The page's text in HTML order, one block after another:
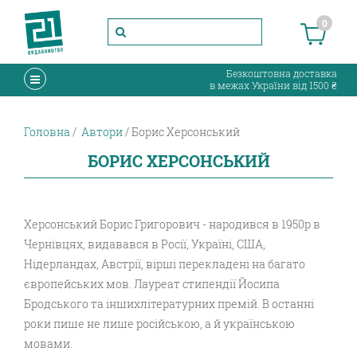
0
Безкоштовна доставка
в межах України від 1500 ₴
Головна Автори Борис Херсонський
БОРИС ХЕРСОНСЬКИЙ
Херсонський Борис Григорович - народився в 1950р в
Чернівцях, видавався в Росії, Україні, США,
Нідерландах, Австрії, вірші перекладені на багато
європейських мов. Лауреат стипендії Йосипа
Бродського та іншихлітературних премій. В останні
роки пише не лише російською, а й українською
мовами.